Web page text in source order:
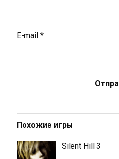
E-mail *
Похожие игры
Silent Hill 3